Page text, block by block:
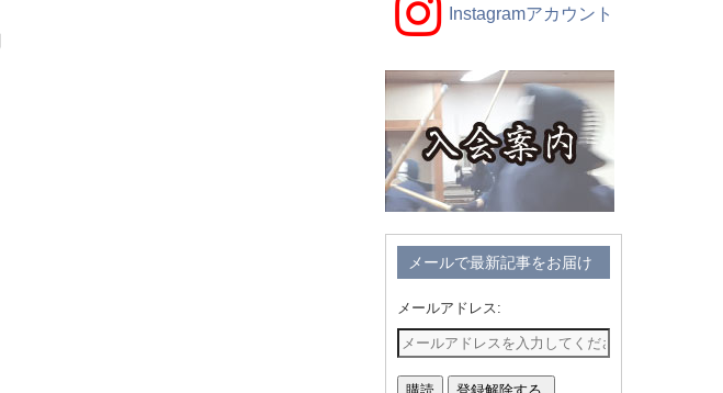
Instagramアカウント
メールで最新記事をお届け
メールアドレス: